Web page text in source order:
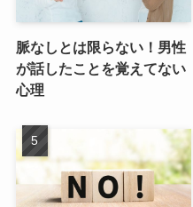
脈なしとは限らない！男性
が話したことを覚えてない
心理